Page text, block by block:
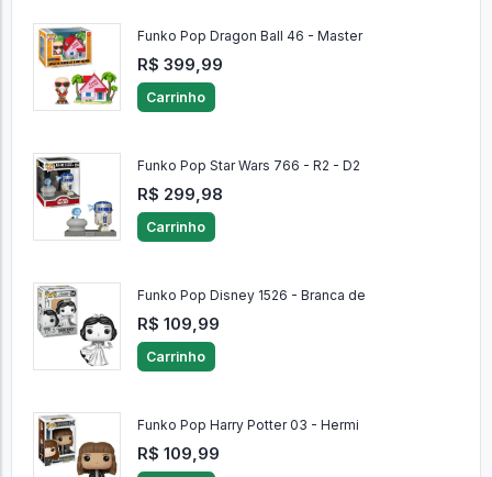
Funko Pop Dragon Ball 46 - Master
R$ 399,99
Carrinho
Funko Pop Star Wars 766 - R2 - D2
R$ 299,98
Carrinho
Funko Pop Disney 1526 - Branca de
R$ 109,99
Carrinho
Funko Pop Harry Potter 03 - Hermi
R$ 109,99